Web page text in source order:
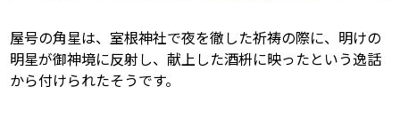
屋号の角星は、室根神社で夜を徹した祈祷の際に、明けの
明星が御神境に反射し、献上した酒枡に映ったという逸話
から付けられたそうです。